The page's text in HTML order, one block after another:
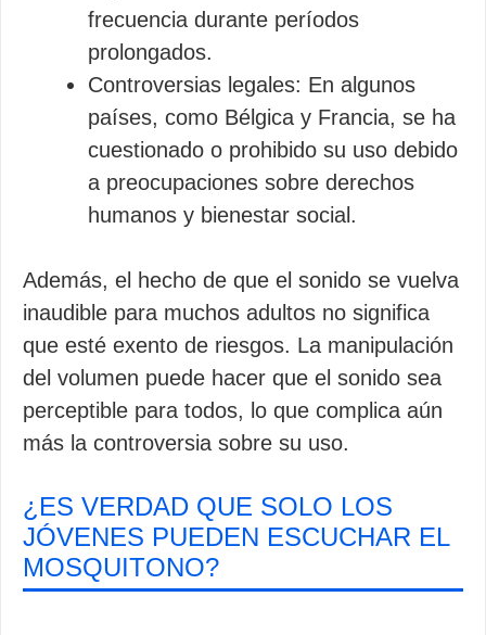
frecuencia durante períodos
prolongados.
Controversias legales: En algunos
países, como Bélgica y Francia, se ha
cuestionado o prohibido su uso debido
a preocupaciones sobre derechos
humanos y bienestar social.
Además, el hecho de que el sonido se vuelva
inaudible para muchos adultos no significa
que esté exento de riesgos. La manipulación
del volumen puede hacer que el sonido sea
perceptible para todos, lo que complica aún
más la controversia sobre su uso.
¿ES VERDAD QUE SOLO LOS
JÓVENES PUEDEN ESCUCHAR EL
MOSQUITONO?